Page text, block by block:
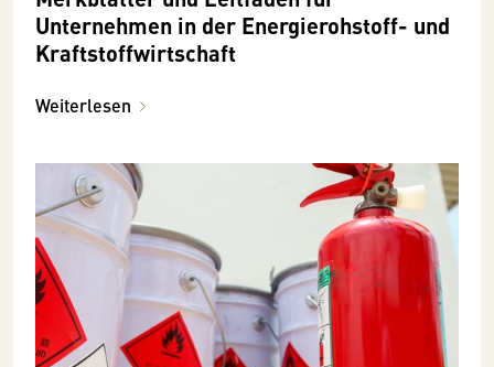
Unternehmen in der Energierohstoff- und
Kraftstoffwirtschaft
Weiterlesen